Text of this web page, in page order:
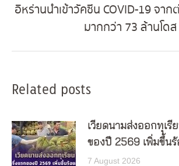
post:
อิหร่านนำเข้าวัคซีน COVID-19 จาก
มากกว่า 73 ล้านโดส
Related posts
เวียดนามส่งออกทุเรี
ของปี 2569 เพิ่มขึ้น
7 August 2026